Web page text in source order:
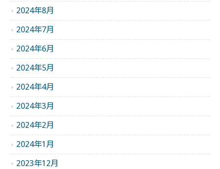
2024年8月
2024年7月
2024年6月
2024年5月
2024年4月
2024年3月
2024年2月
2024年1月
2023年12月